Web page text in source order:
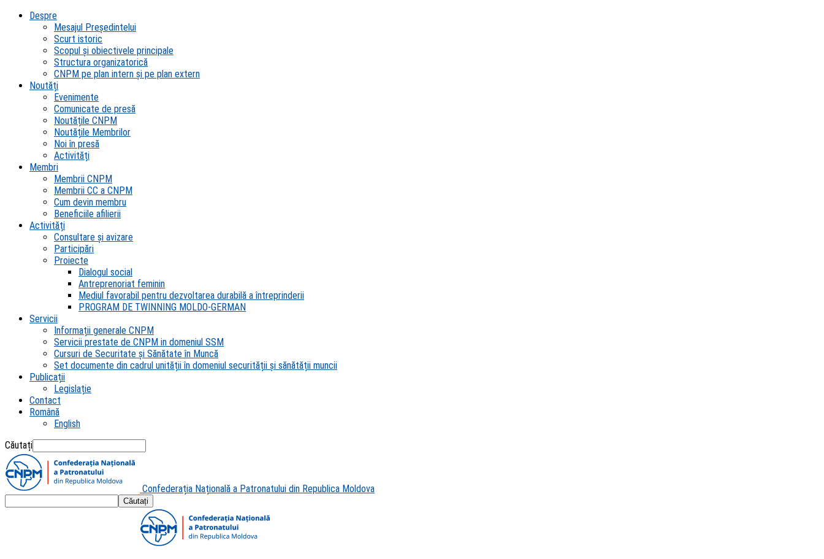
Despre
Mesajul Președintelui
Scurt istoric
Scopul şi obiectivele principale
Structura organizatorică
CNPM pe plan intern şi pe plan extern
Noutăți
Evenimente
Comunicate de presă
Noutățile CNPM
Noutățile Membrilor
Noi în presă
Activități
Membri
Membrii CNPM
Membrii CC a CNPM
Cum devin membru
Beneficiile afilierii
Activități
Consultare și avizare
Participări
Proiecte
Dialogul social
Antreprenoriat feminin
Mediul favorabil pentru dezvoltarea durabilă a întreprinderii
PROGRAM DE TWINNING MOLDO-GERMAN
Servicii
Informații generale CNPM
Servicii prestate de CNPM in domeniul SSM
Cursuri de Securitate și Sănătate în Muncă
Set documente din cadrul unității în domeniul securității și sănătății muncii
Publicații
Legislație
Contact
Română
English
Căutați
Confederația Națională a Patronatului din Republica Moldova